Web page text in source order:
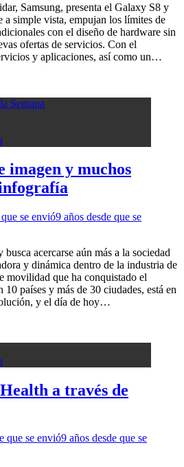
Samsung, presenta el Galaxy S8 y
simple vista, empujan los límites de
con el diseño de hardware sin
ofertas de servicios. Con el
y aplicaciones, así como un…
Semana
imagen y muchos
se envió9 años desde que se
acercarse aún más a la sociedad
y dinámica dentro de la industria de
movilidad que ha conquistado el
países y más de 30 ciudades, está en
y el día de hoy…
a través de
que se envió9 años desde que se